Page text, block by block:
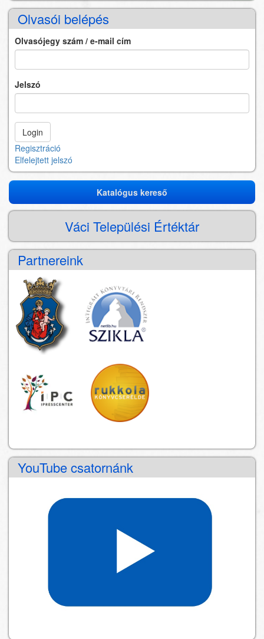
Olvasói belépés
Olvasójegy szám / e-mail cím
Jelszó
Regisztráció
Elfelejtett jelszó
Katalógus
kereső
Katalógus kereső
Váci Települési Értéktár
Partnereink
YouTube csatornánk